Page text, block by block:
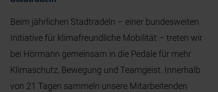
Beim jährlichen Stadtradeln – einer bundesweiten
Initiative für klimafreundliche Mobilität – treten wir
bei Hörmann gemeinsam in die Pedale für mehr
Klimaschutz, Bewegung und Teamgeist. Innerhalb
von 21 Tagen sammeln unsere Mitarbeitenden